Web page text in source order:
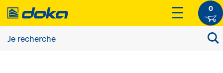
0